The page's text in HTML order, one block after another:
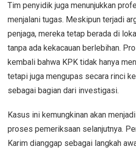
Tim penyidik juga menunjukkan
menjalani tugas. Meskipun terjadi
penjaga, mereka tetap berada di
tanpa ada kekacauan berlebihan.
kembali bahwa KPK tidak hanya
tetapi juga mengupas secara rinci
sebagai bagian dari investigasi.
Kasus ini kemungkinan akan
proses pemeriksaan selanjutnya.
Karim dianggap sebagai langkah